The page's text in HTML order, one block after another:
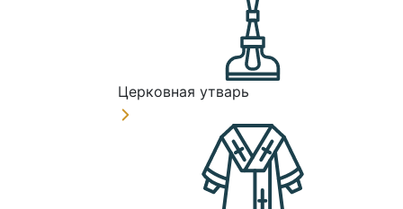
Церковная утварь